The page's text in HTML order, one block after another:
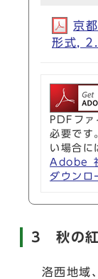
京
形式,
PDFフ
必要です
い場合に
Adobe
ダウンロ
3 秋の
洛西地域